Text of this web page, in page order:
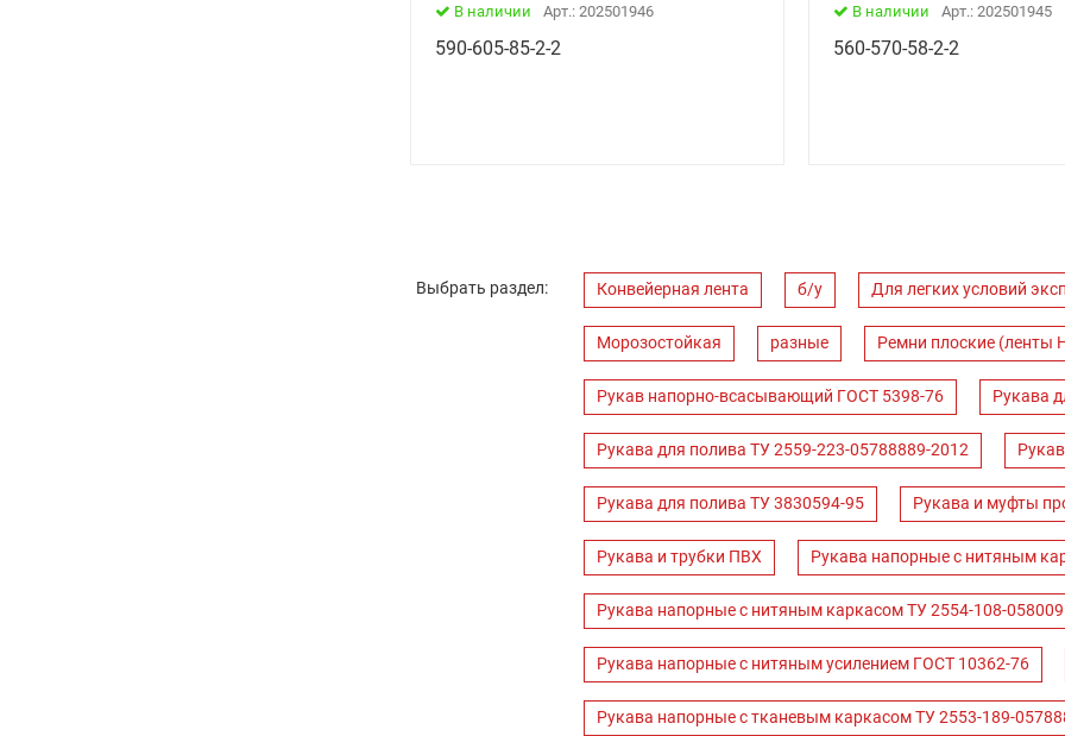
В наличии Арт.: 202501946
590-605-85-2-2
В наличии Арт.: 202501945
560-570-58-2-2
Выбрать раздел: Конвейерная лента б/у Для легких условий
Морозостойкая разные Ремни плоские (ленты
Рукав напорно-всасывающий ГОСТ 5398-76 Рукава
Рукава для полива ТУ 2559-223-05788889-2012
Рукава для полива ТУ 3830594-95 Рукава и муфты
Рукава и трубки ПВХ Рукава напорные с нитяным
Рукава напорные с нитяным каркасом ТУ 2554-108-
Рукава напорные с нитяным усилением ГОСТ 10362-76
Рукава напорные с тканевым каркасом ТУ 2553-189-